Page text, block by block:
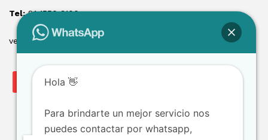
Tel:81 1550 3100
ventas@losmontacargas.mx
Hola 👋
Para brindarte un mejor servicio nos
puedes contactar por whatsapp,